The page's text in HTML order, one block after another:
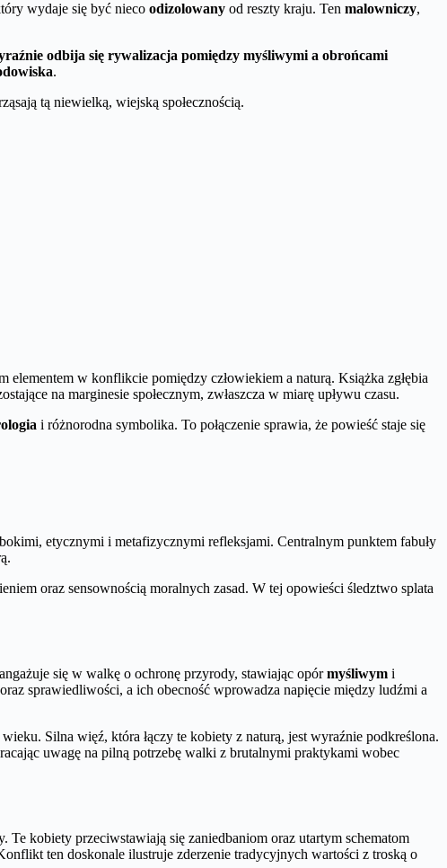
wydaje się być nieco odizolowany od reszty kraju. Ten malowniczy,
odbija się rywalizacja pomiędzy myśliwymi a obrońcami
.
tą niewielką, wiejską społecznością.
elementem w konflikcie pomiędzy człowiekiem a naturą. Książka zgłębia
na marginesie społecznym, zwłaszcza w miarę upływu czasu.
i różnorodna symbolika. To połączenie sprawia, że powieść staje się
etycznymi i metafizycznymi refleksjami. Centralnym punktem fabuły
oraz sensownością moralnych zasad. W tej opowieści śledztwo splata
się w walkę o ochronę przyrody, stawiając opórmyśliwym i
sprawiedliwości, a ich obecność wprowadza napięcie między ludźmi a
Silna więź, która łączy te kobiety z naturą, jest wyraźnie podkreślona.
uwagę na pilną potrzebę walki z brutalnymi praktykami wobec
kobiety przeciwstawiają się zaniedbaniom oraz utartym schematom
ten doskonale ilustruje zderzenie tradycyjnych wartości z troską o